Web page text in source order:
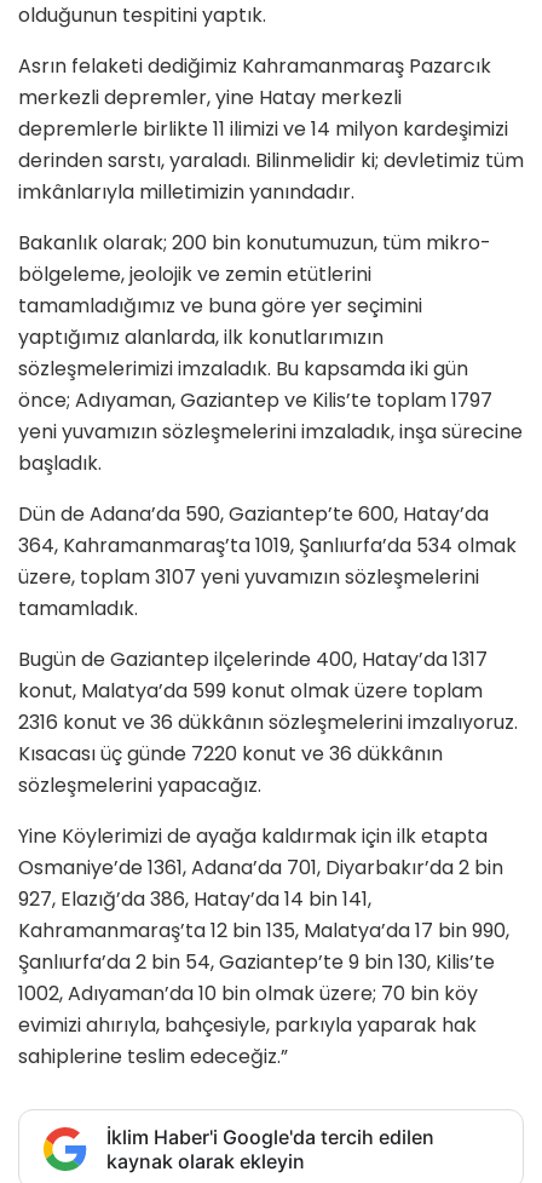
olduğunun tespitini yaptık.
Asrın felaketi dediğimiz Kahramanmaraş Pazarcık
merkezli depremler, yine Hatay merkezli
depremlerle birlikte 11 ilimizi ve 14 milyon kardeşimizi
derinden sarstı, yaraladı. Bilinmelidir ki; devletimiz tüm
imkânlarıyla milletimizin yanındadır.
Bakanlık olarak; 200 bin konutumuzun, tüm mikro-
bölgeleme, jeolojik ve zemin etütlerini
tamamladığımız ve buna göre yer seçimini
yaptığımız alanlarda, ilk konutlarımızın
sözleşmelerimizi imzaladık. Bu kapsamda iki gün
önce; Adıyaman, Gaziantep ve Kilis’te toplam 1797
yeni yuvamızın sözleşmelerini imzaladık, inşa sürecine
başladık.
Dün de Adana’da 590, Gaziantep’te 600, Hatay’da
364, Kahramanmaraş’ta 1019, Şanlıurfa’da 534 olmak
üzere, toplam 3107 yeni yuvamızın sözleşmelerini
tamamladık.
Bugün de Gaziantep ilçelerinde 400, Hatay’da 1317
konut, Malatya’da 599 konut olmak üzere toplam
2316 konut ve 36 dükkânın sözleşmelerini imzalıyoruz.
Kısacası üç günde 7220 konut ve 36 dükkânın
sözleşmelerini yapacağız.
Yine Köylerimizi de ayağa kaldırmak için ilk etapta
Osmaniye’de 1361, Adana’da 701, Diyarbakır’da 2 bin
927, Elazığ’da 386, Hatay’da 14 bin 141,
Kahramanmaraş’ta 12 bin 135, Malatya’da 17 bin 990,
Şanlıurfa’da 2 bin 54, Gaziantep’te 9 bin 130, Kilis’te
1002, Adıyaman’da 10 bin olmak üzere; 70 bin köy
evimizi ahırıyla, bahçesiyle, parkıyla yaparak hak
sahiplerine teslim edeceğiz.”
İklim Haber'i Google'da tercih edilen
kaynak olarak ekleyin